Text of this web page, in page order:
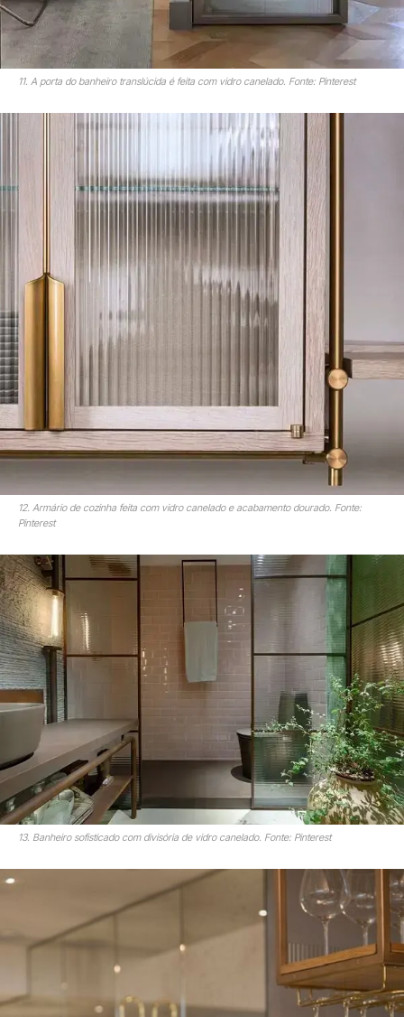
11. A porta do banheiro translúcida é feita com vidro canelado. Fonte: Pinterest
12. Armário de cozinha feita com vidro canelado e acabamento dourado. Fonte:
Pinterest
13. Banheiro sofisticado com divisória de vidro canelado. Fonte: Pinterest